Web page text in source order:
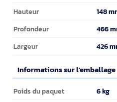
Hauteur 148
Profondeur 466
Largeur 426
Informations sur l'emballage
Informations sur l'emballage
Poids du paquet 6 kg